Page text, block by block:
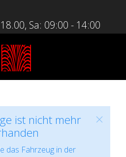
Sa: 09:00 - 14:00
ist nicht mehr
das Fahrzeug in der